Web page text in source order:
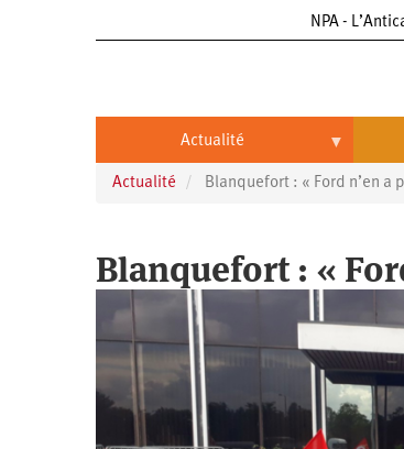
NPA -
Actualité
Actualité
Entreprises
Entreprises
Automobile
Aéronautique
Oppressions
Oppressions
Antiracisme
Économie
Écologie
Actualité Blanquefort : « Ford n’en a
Blanquefort : «